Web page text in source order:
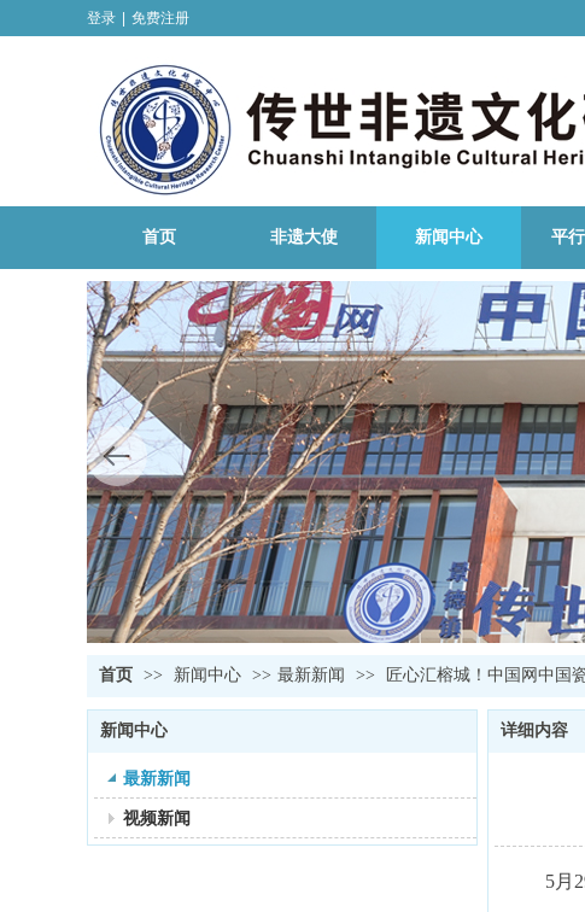
登录 免费注册
首页 非遗大使 新闻中心 平
首页 >> 新闻中心 >> 最新新闻 >> 匠心汇榕城！中国网中国
新闻中心
最新新闻
视频新闻
详细内容
5月